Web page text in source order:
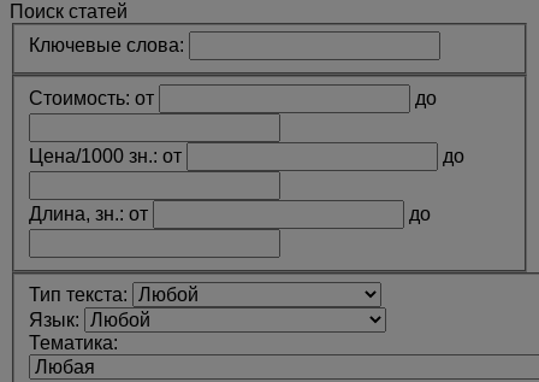
Поиск статей
Ключевые слова:
Стоимость: от до
Цена/1000 зн.: от до
Длина, зн.: от до
Тип текста:
Язык:
Тематика: